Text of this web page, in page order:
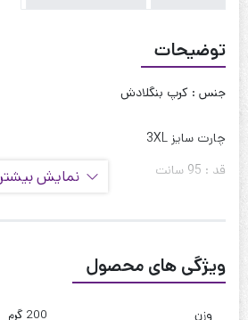
توضیحات
جنس : کرپ بنگلادش
چارت سایز 3XL
قد : 95 سانت
دور بازو : 50 سانت
نمایش بیشتر
ویژگی های محصول
وزن 200 گرم